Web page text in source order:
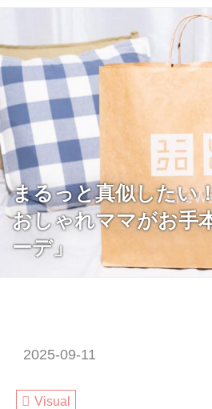
まるっと真似したい
おしゃれママがお手
ーデ」
2025-09-11
Visual